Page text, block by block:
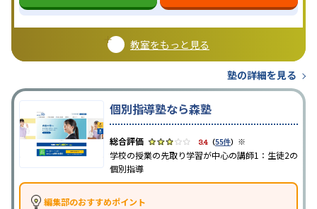
教室をもっと見る
塾の詳細を見る
個別指導塾なら森塾
3.4 （55件） ※
学校の授業の先取り学習が中心の講師1：生徒2の
個別指導
編集部のおすすめポイント